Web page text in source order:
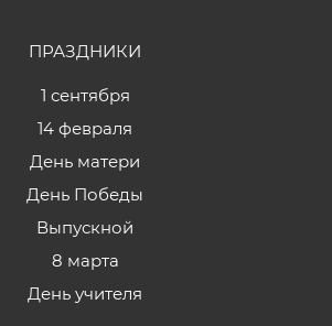
ПРАЗДНИКИ
1 сентября
14 февраля
День матери
День Победы
Выпускной
8 марта
День учителя